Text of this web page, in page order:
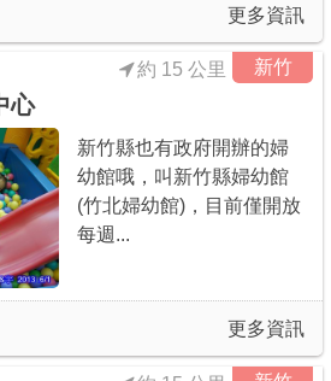
更多資訊
新竹
心
約 15 公里
新竹縣也有政府開辦的婦
幼館哦，叫新竹縣婦幼館
(竹北婦幼館)，目前僅開放
每週...
更多資訊